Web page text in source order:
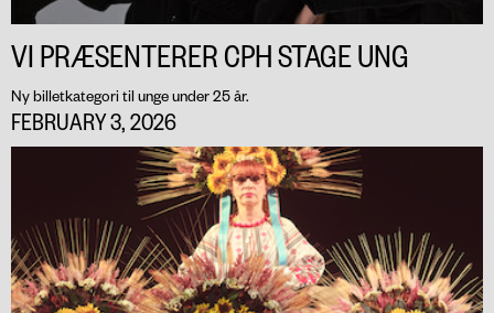
VI PRÆSENTERER CPH STAGE UNG
Ny billetkategori til unge under 25 år.
FEBRUARY 3, 2026